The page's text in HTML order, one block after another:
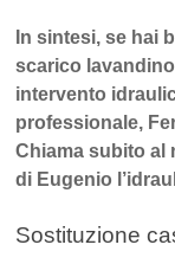
In sintesi, se hai
scarico
intervento
professionale,
Chiama subito al
di Eugenio
Sostituzione